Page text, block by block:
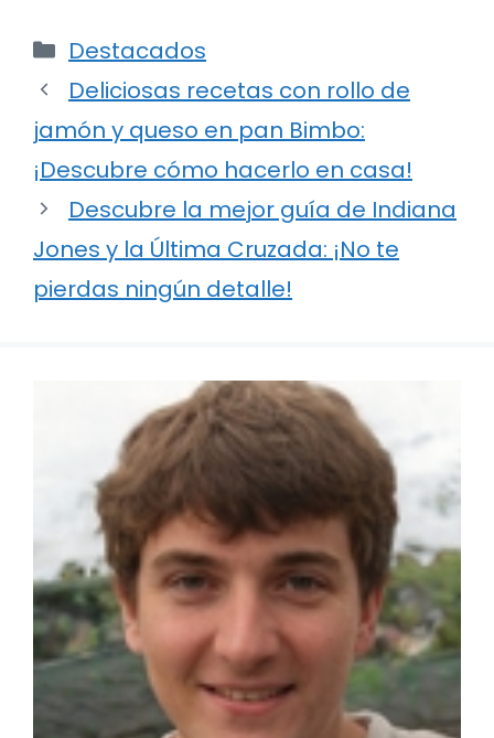
Categorías
Destacados
Deliciosas recetas con rollo de
jamón y queso en pan Bimbo:
¡Descubre cómo hacerlo en casa!
Descubre la mejor guía de Indiana
Jones y la Última Cruzada: ¡No te
pierdas ningún detalle!